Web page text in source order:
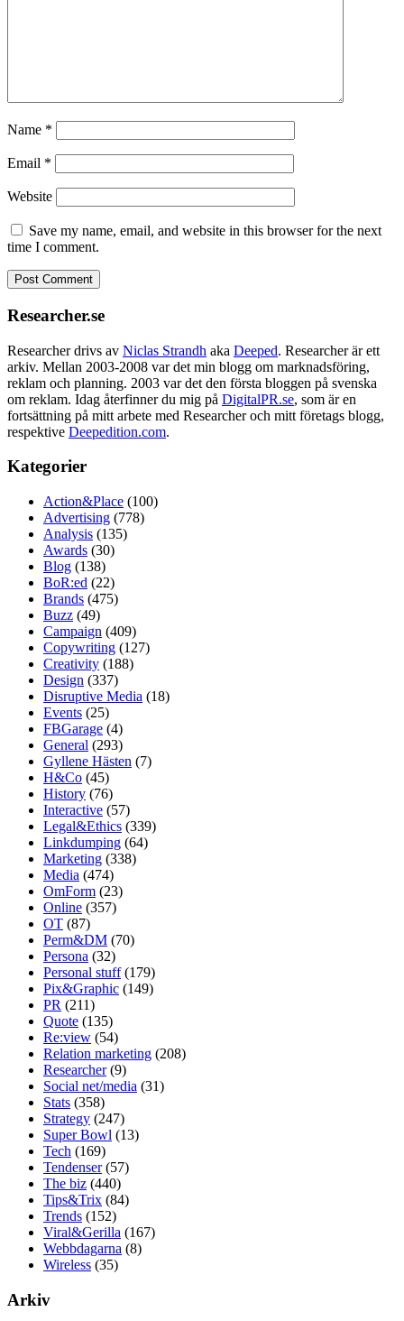
Name *
Email *
Website
Save my name, email, and website in this browser for the next
time I comment.
Researcher.se
Researcher drivs av Niclas Strandh aka Deeped. Researcher är ett
arkiv. Mellan 2003-2008 var det min blogg om marknadsföring,
reklam och planning. 2003 var det den första bloggen på svenska
om reklam. Idag återfinner du mig på DigitalPR.se, som är en
fortsättning på mitt arbete med Researcher och mitt företags blogg,
respektive Deepedition.com.
Kategorier
Action&Place (100)
Advertising (778)
Analysis (135)
Awards (30)
Blog (138)
BoR:ed (22)
Brands (475)
Buzz (49)
Campaign (409)
Copywriting (127)
Creativity (188)
Design (337)
Disruptive Media (18)
Events (25)
FBGarage (4)
General (293)
Gyllene Hästen (7)
H&Co (45)
History (76)
Interactive (57)
Legal&Ethics (339)
Linkdumping (64)
Marketing (338)
Media (474)
OmForm (23)
Online (357)
OT (87)
Perm&DM (70)
Persona (32)
Personal stuff(179)
Pix&Graphic (149)
PR (211)
Quote (135)
Re:view (54)
Relation marketing (208)
Researcher(9)
Social net/media (31)
Stats (358)
Strategy (247)
Super Bowl (13)
Tech (169)
Tendenser(57)
The biz (440)
Tips&Trix (84)
Trends (152)
Viral&Gerilla (167)
Webbdagarna (8)
Wireless (35)
Arkiv